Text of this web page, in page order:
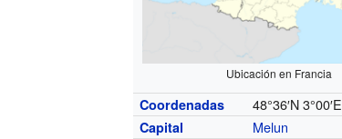
Ubicación en Francia
Coordenadas 48°36′N 3°00′E
Capital Melun